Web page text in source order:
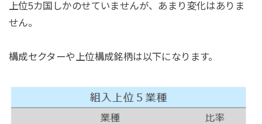
上位5カ国しかのせていませんが、あまり変化はありま
せん。
構成セクターや上位構成銘柄は以下になります。